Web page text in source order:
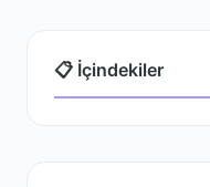
📋 İçindekiler